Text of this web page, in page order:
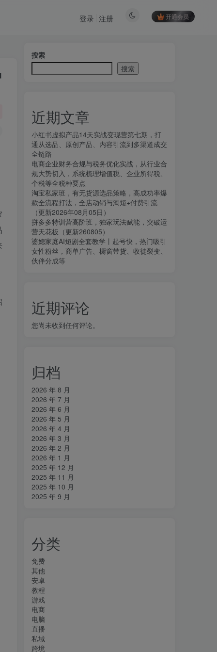
开通会员
登录 注册
搜索
搜索
近期文章
小红书虚拟产品14天实战变现营第七期，打
通从选品、原创产品、内容引流到多渠道成交
全链路
电商企业财务合规与税务优化实战，从行业合
规大势切入，系统梳理增值税、企业所得税、
个税等全税种要点
淘宝私家班，有无货源选品策略，高成功率爆
款全流程打法，全店动销与淘短+付费引流
（更新2026年08月05日）
拼多多特训营高阶班，独家玩法赋能，突破运
营天花板（更新260805）
婆媳家庭AI短剧全套教学丨起号快，热门吸引
女性粉丝，商单广告、橱窗带货、收徒裂变、
伙伴分成等
近期评论
您尚未收到任何评论。
归档
2026 年 8 月
2026 年 7 月
2026 年 6 月
2026 年 5 月
2026 年 4 月
2026 年 3 月
2026 年 2 月
2026 年 1 月
2025 年 12 月
2025 年 11 月
2025 年 10 月
2025 年 9 月
分类
免费
其他
安卓
教程
游戏
电商
电脑
直播
私域
跨境